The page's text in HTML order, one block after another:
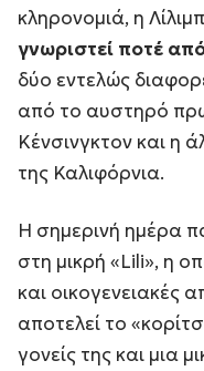
κληρονομιά, η
γνωριστεί ποτέ
δύο εντελώς
από το αυστηρό
Κένσινγκτον και η
της Καλιφόρνια.
Η σημερινή ημέρα
στη μικρή «Lili», η
και οικογενειακές
αποτελεί το
γονείς της και μια